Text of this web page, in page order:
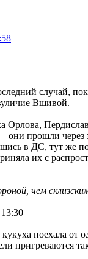
случай,
Вшивой.
Орлова,
прошли через
в ДС, тут же
их с
чем
поехала от
пригреваются